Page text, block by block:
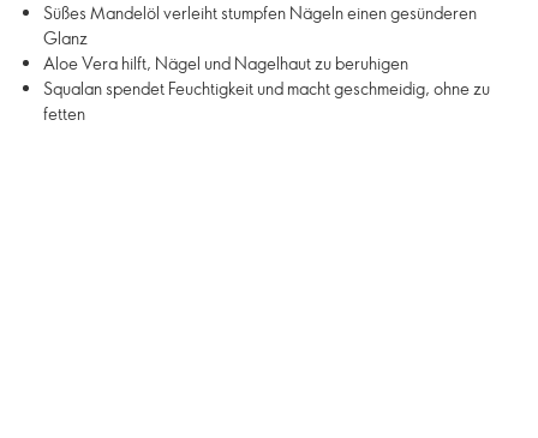
Süßes Mandelöl verleiht stumpfen Nägeln einen gesünderen
Glanz
Aloe Vera hilft, Nägel und Nagelhaut zu beruhigen
Squalan spendet Feuchtigkeit und macht geschmeidig, ohne zu
fetten